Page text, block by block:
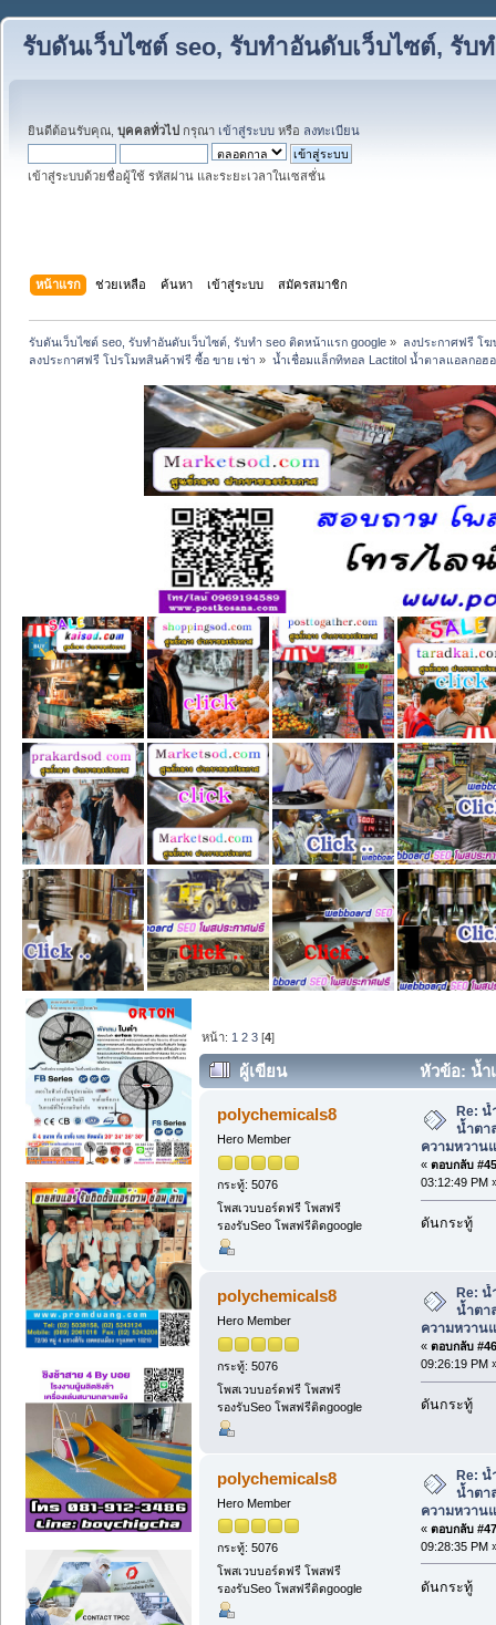
รับดันเว็บไซต์ seo, รับทำอันดับเว็บไซต์, รับ
ยินดีต้อนรับคุณ, บุคคลทั่วไป กรุณา เข้าสู่ระบบ หรือ ลงทะเบียน
เข้าสู่ระบบด้วยชื่อผู้ใช้ รหัสผ่าน และระยะเวลาในเซสชั่น
หน้าแรก ช่วยเหลือ ค้นหา เข้าสู่ระบบ สมัครสมาชิก
รับดันเว็บไซต์ seo, รับทำอันดับเว็บไซต์, รับทำ seo ติดหน้าแรก google » ลงประกาศฟรี โ
ลงประกาศฟรี โปรโมทสินค้าฟรี ซื้อ ขาย เช่า » น้ำเชื่อมแล็กทิทอล Lactitol น้ำตาลแอลกอฮ
หน้า: 1 2 3 [4]
ผู้เขียน
หัวข้อ: น้ำ
ความหวานแคลอรี่ต่ำ (อ่าน 4162 ครั้ง)
polychemicals8
Hero Member
กระทู้: 5076
โพสเวบบอร์ดฟรี โพสฟรี
รองรับSeo โพสฟรีติดgoogle
Re: น้
น้ำตา
ความหวาน
« ตอบกลับ
03:12:49 PM
ดันกระทู้
polychemicals8
Hero Member
กระทู้: 5076
โพสเวบบอร์ดฟรี โพสฟรี
รองรับSeo โพสฟรีติดgoogle
Re: น้
น้ำตา
ความหวาน
« ตอบกลับ
09:26:19 PM
ดันกระทู้
polychemicals8
Hero Member
กระทู้: 5076
โพสเวบบอร์ดฟรี โพสฟรี
รองรับSeo โพสฟรีติดgoogle
Re: น้
น้ำตา
ความหวาน
« ตอบกลับ
09:28:35 PM
ดันกระทู้